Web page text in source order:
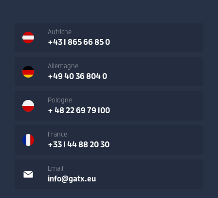
Autriche
+43 1 865 66 85 0
Allemagne
+49 40 36 804 0
Pologne
+ 48 22 69 79 100
France
+33 1 44 88 20 30
Email
info@gatx.eu